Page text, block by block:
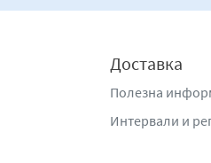
Доставка
Полезна
Интервали и